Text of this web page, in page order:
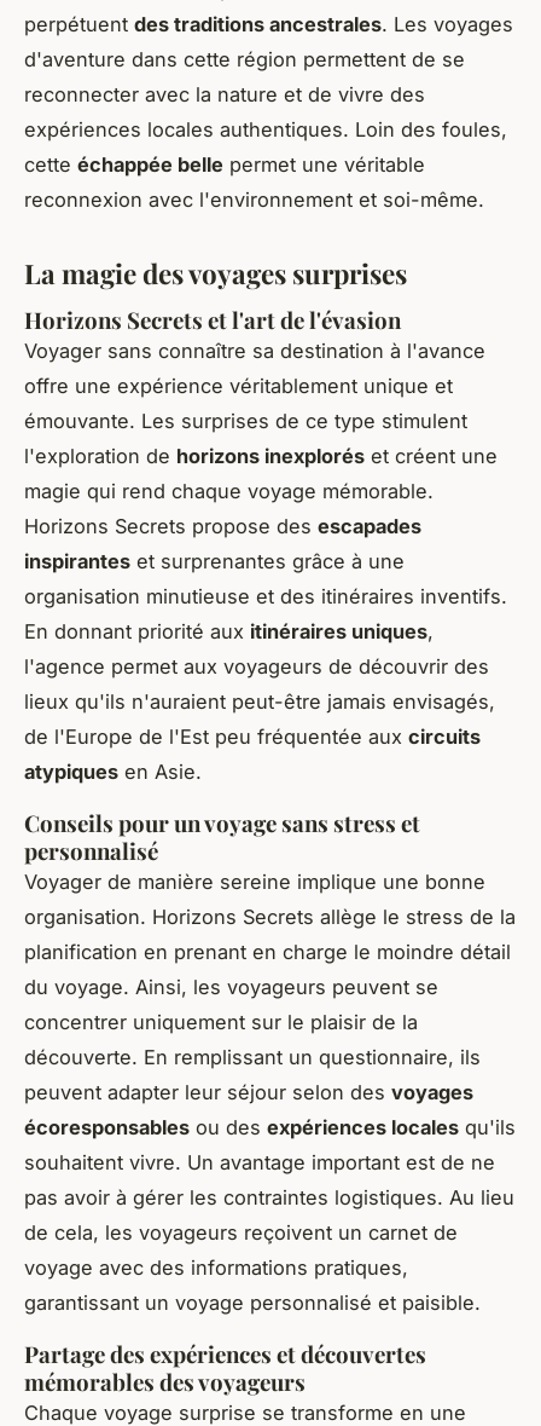
perpétuent des traditions ancestrales. Les voyages
d'aventure dans cette région permettent de se
reconnecter avec la nature et de vivre des
expériences locales authentiques. Loin des foules,
cette échappée belle permet une véritable
reconnexion avec l'environnement et soi-même.
La magie des voyages surprises
Horizons Secrets et l'art de l'évasion
Voyager sans connaître sa destination à l'avance
offre une expérience véritablement unique et
émouvante. Les surprises de ce type stimulent
l'exploration de horizons inexplorés et créent une
magie qui rend chaque voyage mémorable.
Horizons Secrets propose des escapades
inspirantes et surprenantes grâce à une
organisation minutieuse et des itinéraires inventifs.
En donnant priorité aux itinéraires uniques,
l'agence permet aux voyageurs de découvrir des
lieux qu'ils n'auraient peut-être jamais envisagés,
de l'Europe de l'Est peu fréquentée aux circuits
atypiques en Asie.
Conseils pour un voyage sans stress et
personnalisé
Voyager de manière sereine implique une bonne
organisation. Horizons Secrets allège le stress de la
planification en prenant en charge le moindre détail
du voyage. Ainsi, les voyageurs peuvent se
concentrer uniquement sur le plaisir de la
découverte. En remplissant un questionnaire, ils
peuvent adapter leur séjour selon des voyages
écoresponsables ou des expériences locales qu'ils
souhaitent vivre. Un avantage important est de ne
pas avoir à gérer les contraintes logistiques. Au lieu
de cela, les voyageurs reçoivent un carnet de
voyage avec des informations pratiques,
garantissant un voyage personnalisé et paisible.
Partage des expériences et découvertes
mémorables des voyageurs
Chaque voyage surprise se transforme en une